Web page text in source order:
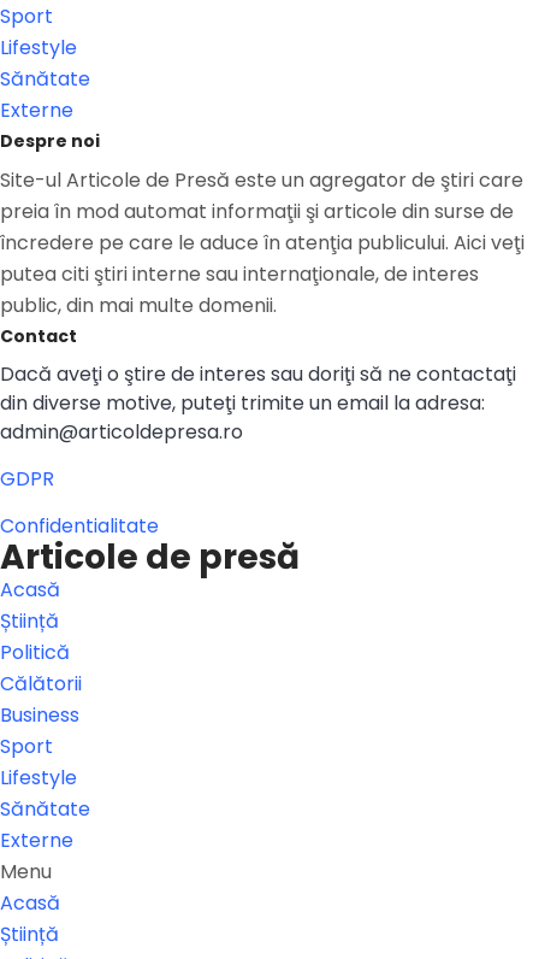
Sport
Lifestyle
Sănătate
Externe
Despre noi
Site-ul Articole de Presă este un agregator de ştiri care
preia în mod automat informaţii şi articole din surse de
încredere pe care le aduce în atenţia publicului. Aici veţi
putea citi ştiri interne sau internaţionale, de interes
public, din mai multe domenii.
Contact
Dacă aveţi o ştire de interes sau doriţi să ne contactaţi
din diverse motive, puteţi trimite un email la adresa:
admin@articoldepresa.ro
GDPR
Confidentialitate
Articole de presă
Acasă
Știință
Politică
Călătorii
Business
Sport
Lifestyle
Sănătate
Externe
Menu
Acasă
Știință